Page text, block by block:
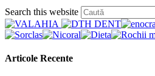
Search this website
Articole Recente